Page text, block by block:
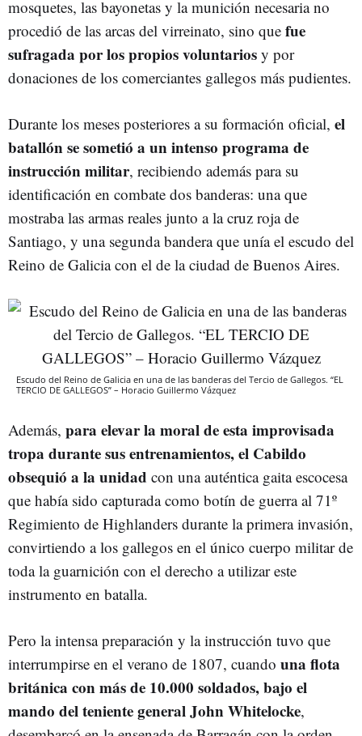
mosquetes, las bayonetas y la munición necesaria no
procedió de las arcas del virreinato, sino que fue
sufragada por los propios voluntarios y por
donaciones de los comerciantes gallegos más pudientes.
Durante los meses posteriores a su formación oficial, el
batallón se sometió a un intenso programa de
instrucción militar, recibiendo además para su
identificación en combate dos banderas: una que
mostraba las armas reales junto a la cruz roja de
Santiago, y una segunda bandera que unía el escudo del
Reino de Galicia con el de la ciudad de Buenos Aires.
Escudo del Reino de Galicia en una de las banderas del Tercio de Gallegos. “EL
TERCIO DE GALLEGOS” – Horacio Guillermo Vázquez
Además, para elevar la moral de esta improvisada
tropa durante sus entrenamientos, el Cabildo
obsequió a la unidad con una auténtica gaita escocesa
que había sido capturada como botín de guerra al 71º
Regimiento de Highlanders durante la primera invasión,
convirtiendo a los gallegos en el único cuerpo militar de
toda la guarnición con el derecho a utilizar este
instrumento en batalla.
Pero la intensa preparación y la instrucción tuvo que
interrumpirse en el verano de 1807, cuando una flota
británica con más de 10.000 soldados, bajo el
mando del teniente general John Whitelocke,